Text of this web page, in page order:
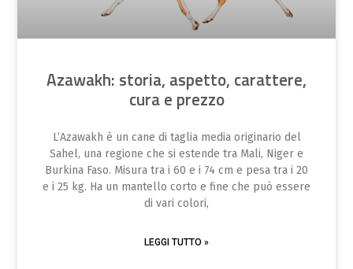
Azawakh: storia, aspetto, carattere,
cura e prezzo
L’Azawakh è un cane di taglia media originario del
Sahel, una regione che si estende tra Mali, Niger e
Burkina Faso. Misura tra i 60 e i 74 cm e pesa tra i 20
e i 25 kg. Ha un mantello corto e fine che può essere
di vari colori,
LEGGI TUTTO »